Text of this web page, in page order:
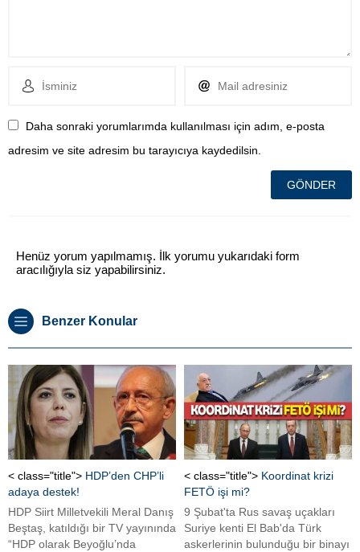
Daha sonraki yorumlarımda kullanılması için adım, e-posta
adresim ve site adresim bu tarayıcıya kaydedilsin.
Henüz yorum yapılmamış. İlk yorumu yukarıdaki form
aracılığıyla siz yapabilirsiniz.
Benzer Konular
< class="title"> HDP’den CHP’li
adaya destek!
HDP Siirt Milletvekili Meral Danış
Beştaş, katıldığı bir TV yayınında
“HDP olarak Beyoğlu’nda
< class="title"> Koordinat krizi
FETÖ işi mi?
9 Şubat'ta Rus savaş uçakları
Suriye kenti El Bab'da Türk
askerlerinin bulunduğu bir binayı